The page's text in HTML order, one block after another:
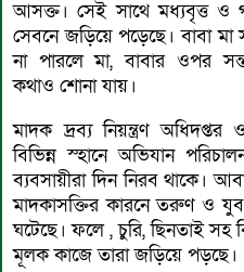
আসক্ত। সেই সাথে মধ্যবৃত্ত ও
সেবনে জড়িয়ে পড়েছে। বাবা মা
না পারলে মা, বাবার ওপর
কথাও শোনা যায়।
মাদক দ্রব্য নিয়ন্ত্রণ
বিভিন্ন স্হানে অভিযান
ব্যবসায়ীরা দিন নিরব থাকে।
মাদকাসক্তির কারনে তরুণ ও
ঘটেছে। ফলে , চুরি, ছিনতাই সহ
মূলক কাজে তারা জড়িয়ে পড়ছে।